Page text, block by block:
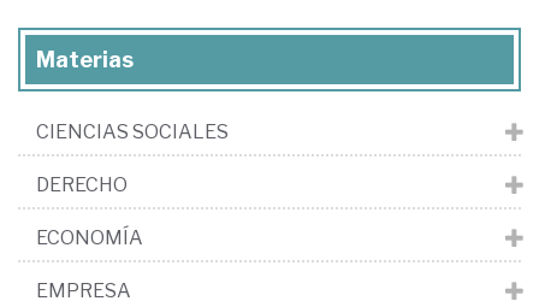
Materias
CIENCIAS SOCIALES
DERECHO
ECONOMÍA
EMPRESA